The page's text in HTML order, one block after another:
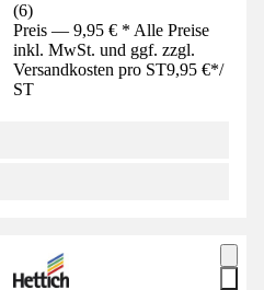
(6)
Preis — 9,95 € * Alle Preise
inkl. MwSt. und ggf. zzgl.
Versandkosten pro ST9,95 €*/
ST